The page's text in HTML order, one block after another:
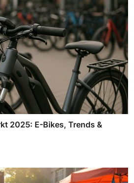
2025: E-Bikes, Trends &